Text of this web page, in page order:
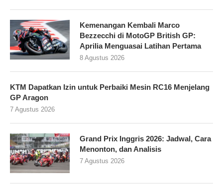
Kemenangan Kembali Marco
Bezzecchi di MotoGP British GP:
Aprilia Menguasai Latihan Pertama
8 Agustus 2026
KTM Dapatkan Izin untuk Perbaiki Mesin RC16 Menjelang
GP Aragon
7 Agustus 2026
Grand Prix Inggris 2026: Jadwal, Cara
Menonton, dan Analisis
7 Agustus 2026